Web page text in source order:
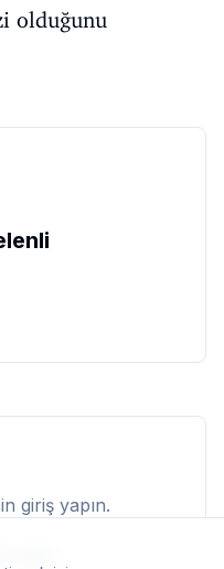
olduğunu
giriş yapın.